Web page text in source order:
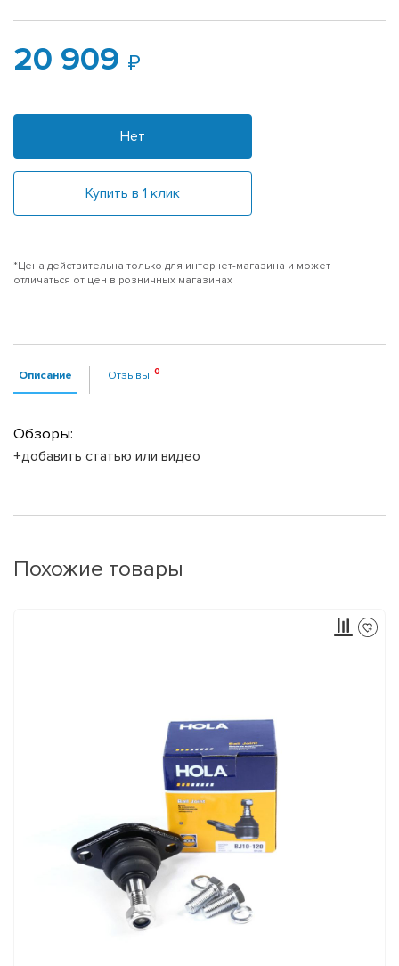
20 909
Нет
Купить в 1 клик
*Цена действительна только для интернет-магазина и может
отличаться от цен в розничных магазинах
Описание Отзывы
Обзоры:
+добавить статью или видео
Похожие товары